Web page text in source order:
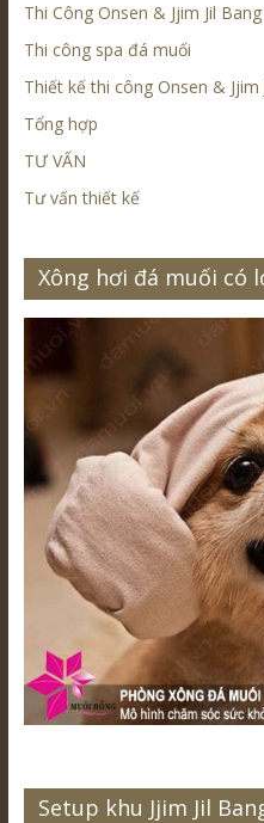
Thi Công Onsen & Jjim Jil Bang
Thi công spa đá muối
Thiết kế thi công Onsen & Jjim
Tổng hợp
TƯ VẤN
Tư vấn thiết kế
Xông hơi đá muối có
Setup khu Jjim Jil